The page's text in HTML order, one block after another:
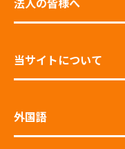
当サイトについて
外国語